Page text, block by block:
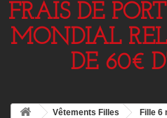
FRAIS DE
MONDIAL
DE 60€
Vêtements Filles
Fille 6